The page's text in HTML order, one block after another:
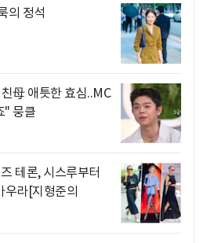
의 정석
母 애틋한 효심..MC
" 뭉클
테론, 시스루부터
우라[지형준의